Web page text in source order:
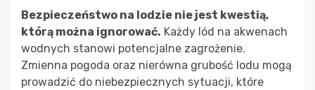
Bezpieczeństwo na lodzie nie jest kwestią,
którą można ignorować. Każdy lód na akwenach
wodnych stanowi potencjalne zagrożenie.
Zmienna pogoda oraz nierówna grubość lodu mogą
prowadzić do niebezpiecznych sytuacji, które